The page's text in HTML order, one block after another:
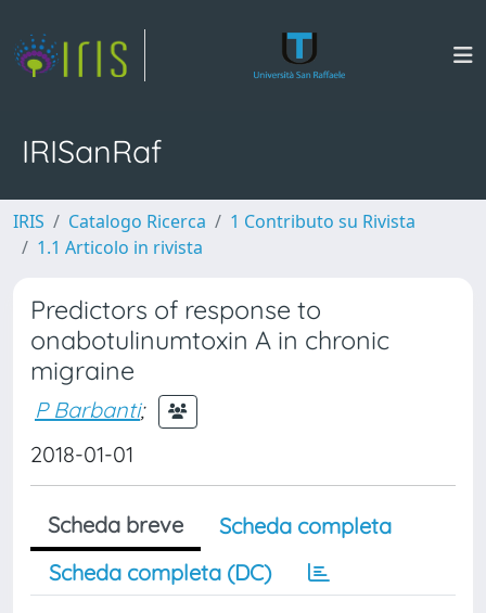
IRISanRaf
IRIS Catalogo Ricerca
1 Contributo su Rivista
1.1 Articolo in rivista
Predictors of response to
onabotulinumtoxin A in chronic
migraine
P Barbanti;
2018-01-01
Scheda breve
Scheda completa
Scheda completa (DC)